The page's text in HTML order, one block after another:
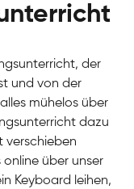
der
und von der
mühelos über
dazu
verschieben
über unser
Keyboard leihen,